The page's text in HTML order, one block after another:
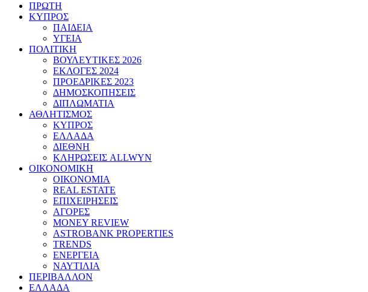
ΠΡΩΤΗ
ΚΥΠΡΟΣ
ΠΑΙΔΕΙΑ
ΥΓΕΙΑ
ΠΟΛΙΤΙΚΗ
ΒΟΥΛΕΥΤΙΚΕΣ 2026
ΕΚΛΟΓΕΣ 2024
ΠΡΟΕΔΡΙΚΕΣ 2023
ΔΗΜΟΣΚΟΠΗΣΕΙΣ
ΔΙΠΛΩΜΑΤΙΑ
ΑΘΛΗΤΙΣΜΟΣ
ΚΥΠΡΟΣ
ΕΛΛΑΔΑ
ΔΙΕΘΝΗ
ΚΛΗΡΩΣΕΙΣ ALLWYN
ΟΙΚΟΝΟΜΙΚΗ
ΟΙΚΟΝΟΜΙΑ
REAL ESTATE
ΕΠΙΧΕΙΡΗΣΕΙΣ
ΑΓΟΡΕΣ
MONEY REVIEW
ASTROBANK PROPERTIES
TRENDS
ΕΝΕΡΓΕΙΑ
ΝΑΥΤΙΛΙΑ
ΠΕΡΙΒΑΛΛΟΝ
ΕΛΛΑΔΑ